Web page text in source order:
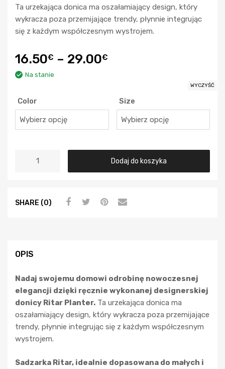
Ta urzekająca donica ma oszałamiający design, który
wykracza poza przemijające trendy, płynnie integrując
się z każdym współczesnym wystrojem.
16.50€ – 29.00€
Na stanie
Color Size
WYCZYŚĆ
Dodaj do koszyka
SHARE (0)
OPIS
Nadaj swojemu domowi odrobinę nowoczesnej
elegancji dzięki ręcznie wykonanej designerskiej
donicy Ritar Planter. Ta urzekająca donica ma
oszałamiający design, który wykracza poza przemijające
trendy, płynnie integrując się z każdym współczesnym
wystrojem.
Sadzarka Ritar, idealnie dopasowana do małych i